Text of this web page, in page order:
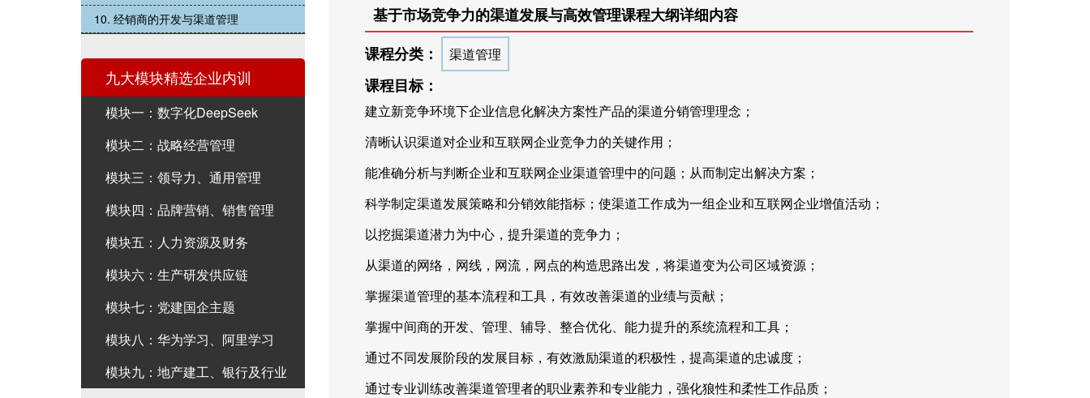
基于市场竞争力的渠道发展与高效管理课程大纲详细内容
课程分类：
渠道管理
课程目标：
建立新竞争环境下企业信息化解决方案性产品的渠道分销管理理念；
清晰认识渠道对企业和互联网企业竞争力的关键作用；
能准确分析与判断企业和互联网企业渠道管理中的问题；从而制定出解决方案；
科学制定渠道发展策略和分销效能指标；使渠道工作成为一组企业和互联网企业增值活动；
以挖掘渠道潜力为中心，提升渠道的竞争力；
从渠道的网络，网线，网流，网点的构造思路出发，将渠道变为公司区域资源；
掌握渠道管理的基本流程和工具，有效改善渠道的业绩与贡献；
掌握中间商的开发、管理、辅导、整合优化、能力提升的系统流程和工具；
通过不同发展阶段的发展目标，有效激励渠道的积极性，提高渠道的忠诚度；
通过专业训练改善渠道管理者的职业素养和专业能力，强化狼性和柔性工作品质；
10. 经销商的开发与渠道管理
九大模块精选企业内训
模块一：数字化DeepSeek
模块二：战略经营管理
模块三：领导力、通用管理
模块四：品牌营销、销售管理
模块五：人力资源及财务
模块六：生产研发供应链
模块七：党建国企主题
模块八：华为学习、阿里学习
模块九：地产建工、银行及行业